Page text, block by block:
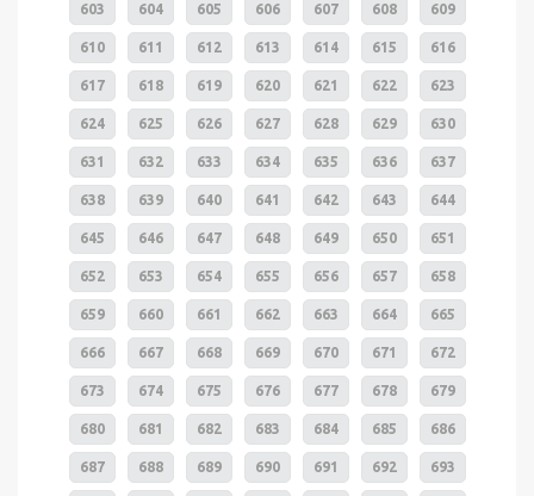
603 604 605 606 607 608 609
610 611 612 613 614 615 616
617 618 619 620 621 622 623
624 625 626 627 628 629 630
631 632 633 634 635 636 637
638 639 640 641 642 643 644
645 646 647 648 649 650 651
652 653 654 655 656 657 658
659 660 661 662 663 664 665
666 667 668 669 670 671 672
673 674 675 676 677 678 679
680 681 682 683 684 685 686
687 688 689 690 691 692 693